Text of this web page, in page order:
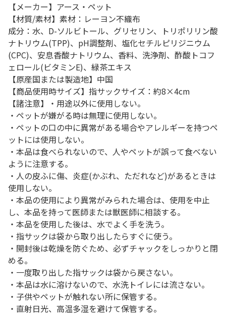
【メーカー】アース・ペット
【材質/素材】素材：レーヨン不織布
成分：水、D-ソルビトール、グリセリン、トリポリリン酸
ナトリウム(TPP)、pH調整剤、塩化セチルピリジニウム
(CPC)、安息香酸ナトリウム、香料、洗浄剤、酢酸トコフ
ェロール(ビタミンE)、緑茶エキス
【原産国または製造地】中国
【商品使用時サイズ】指サックサイズ：約8×4cm
【諸注意】・用途以外に使用しない。
・ペットが嫌がる時は無理に使用しない。
・ペットの口の中に異常がある場合やアレルギーを持つペ
ットには使用しない。
・本品は食べられないので、人やペットが誤って食べない
ように注意する。
・人の皮ふに傷、炎症(かぶれ、ただれなど)があるときは
使用しない。
・本品の使用により異常がみられた場合は、使用を中止
し、本品を持って医師または獣医師に相談する。
・本品を使用した後は、水でよく手を洗う。
・指サックは袋から取り出したらすぐに使う。
・開封後は乾燥を防ぐため、必ずチャックをしっかりと閉
める。
・一度取り出した指サックは袋から戻さない。
・本品は水に溶けないので、水洗トイレには流さない。
・子供やペットが触れない所に保管する。
・直射日光、高温多湿を避けて保管する。